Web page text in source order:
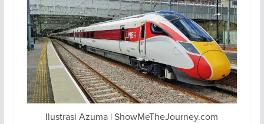
Ilustrasi Azuma | ShowMeTheJourney.com